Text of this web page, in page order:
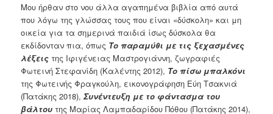
Μου ήρθαν στο νου άλλα αγαπημένα βιβλία από αυτά
που λόγω της γλώσσας τους που είναι «δύσκολη» και μη
οικεία για τα σημερινά παιδιά ίσως δύσκολα θα
εκδίδονταν πια, όπως Το παραμύθι με τις ξεχασμένες
λέξεις της Ιφιγένειας Μαστρογιάννη, ζωγραφιές
Φωτεινή Στεφανίδη (Καλέντης 2012), Το πίσω μπαλκόνι
της Φωτεινής Φραγκούλη, εικονογράφηση Εύη Τσακνιά
(Πατάκης 2018),Συνέντευξη με το φάντασμα του
βάλτου της Μαρίας Λαμπαδαρίδου Πόθου (Πατάκης 2014),